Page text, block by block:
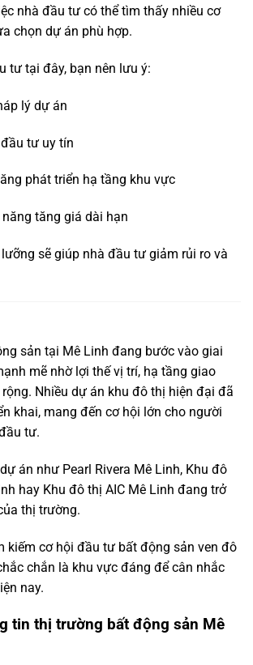
nhà đầu tư có thể tìm thấy nhiều cơ
chọn dự án phù hợp.
tư tại đây, bạn nên lưu ý:
lý dự án
đầu tư uy tín
phát triển hạ tầng khu vực
năng tăng giá dài hạn
lưỡng sẽ giúp nhà đầu tư giảm rủi ro và
sản tại Mê Linh đang bước vào giai
mẽ nhờ lợi thếvị trí, hạ tầng giao
rộng. Nhiều dự án khu đô thị hiện đại đã
khai, mang đến cơ hội lớn cho người
tư.
dự án như Pearl Rivera Mê Linh, Khu đô
hay Khu đô thị AIC Mê Linh đang trở
thị trường.
kiếm cơ hội đầu tư bất động sản ven đô
chắn là khu vực đáng đểcân nhắc
nay.
tin thị trường bất động sản Mê